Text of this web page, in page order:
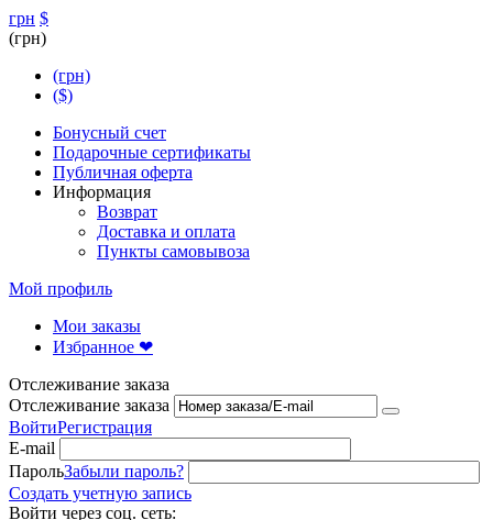
грн $
(грн)
(грн)
($)
Бонусный счет
Подарочные сертификаты
Публичная оферта
Информация
Возврат
Доставка и оплата
Пункты самовывоза
Мой профиль
Мои заказы
Избранное ❤
Отслеживание заказа
Отслеживание заказа
ВойтиРегистрация
E-mail
ПарольЗабыли пароль?
Создать учетную запись
Войти через соц. сеть: